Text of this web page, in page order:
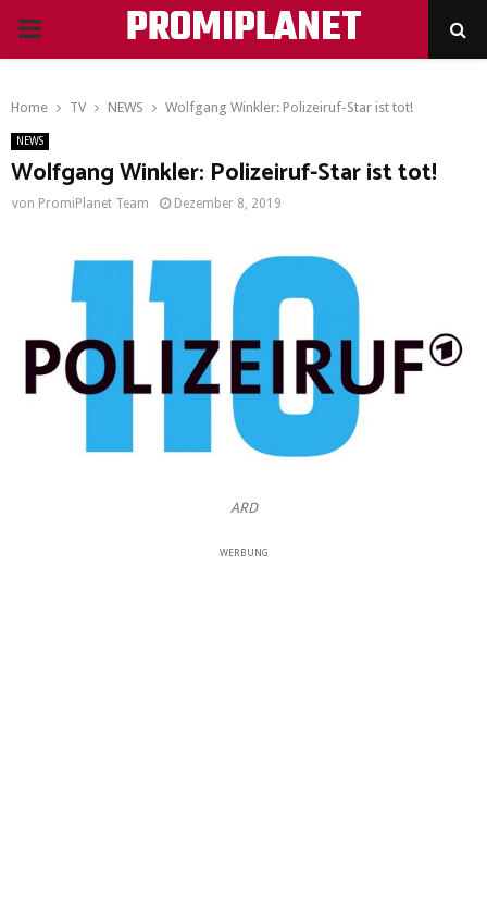
PRIMARY
PROMIPLANET
Home TV NEWS Wolfgang Winkler: Polizeiruf-Star ist tot!
NEWS
Wolfgang Winkler: Polizeiruf-Star ist tot!
von PromiPlanet Team Dezember 8, 2019
ARD
WERBUNG